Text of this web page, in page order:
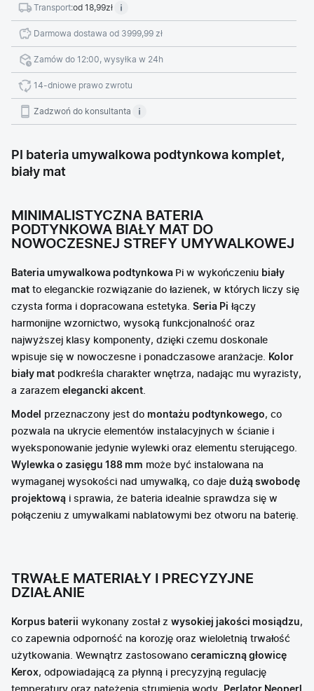
Transport:od 18,99zł
Darmowa dostawa od 3999,99 zł
Zamów do 12:00, wysyłka w 24h
14-dniowe prawo zwrotu
Zadzwoń do konsultanta
PI bateria umywalkowa podtynkowa komplet,
biały mat
MINIMALISTYCZNA BATERIA
PODTYNKOWA BIAŁY MAT DO
NOWOCZESNEJ STREFY UMYWALKOWEJ
Bateria umywalkowa podtynkowa Pi w wykończeniu biały
mat to eleganckie rozwiązanie do łazienek, w których liczy się
czysta forma i dopracowana estetyka. Seria Pi łączy
harmonijne wzornictwo, wysoką funkcjonalność oraz
najwyższej klasy komponenty, dzięki czemu doskonale
wpisuje się w nowoczesne i ponadczasowe aranżacje. Kolor
biały mat podkreśla charakter wnętrza, nadając mu wyrazisty,
a zarazem elegancki akcent.
Model przeznaczony jest do montażu podtynkowego, co
pozwala na ukrycie elementów instalacyjnych w ścianie i
wyeksponowanie jedynie wylewki oraz elementu sterującego.
Wylewka o zasięgu 188 mm może być instalowana na
wymaganej wysokości nad umywalką, co daje dużą swobodę
projektową i sprawia, że bateria idealnie sprawdza się w
połączeniu z umywalkami nablatowymi bez otworu na baterię.
TRWAŁE MATERIAŁY I PRECYZYJNE
DZIAŁANIE
Korpus baterii wykonany został z wysokiej jakości mosiądzu,
co zapewnia odporność na korozję oraz wieloletnią trwałość
użytkowania. Wewnątrz zastosowano ceramiczną głowicę
Kerox, odpowiadającą za płynną i precyzyjną regulację